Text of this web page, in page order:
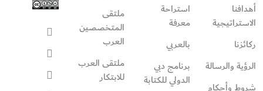
أهدافنا
الاستراتيجية
ركائزنا
الرؤية والرسالة
شروط وأحكام
استراحة
معرفة
بالعربي
برنامج دبي
الدولي للكتابة
ملتقى
المتخصصين
العرب
ملتقى العرب
للابتكار